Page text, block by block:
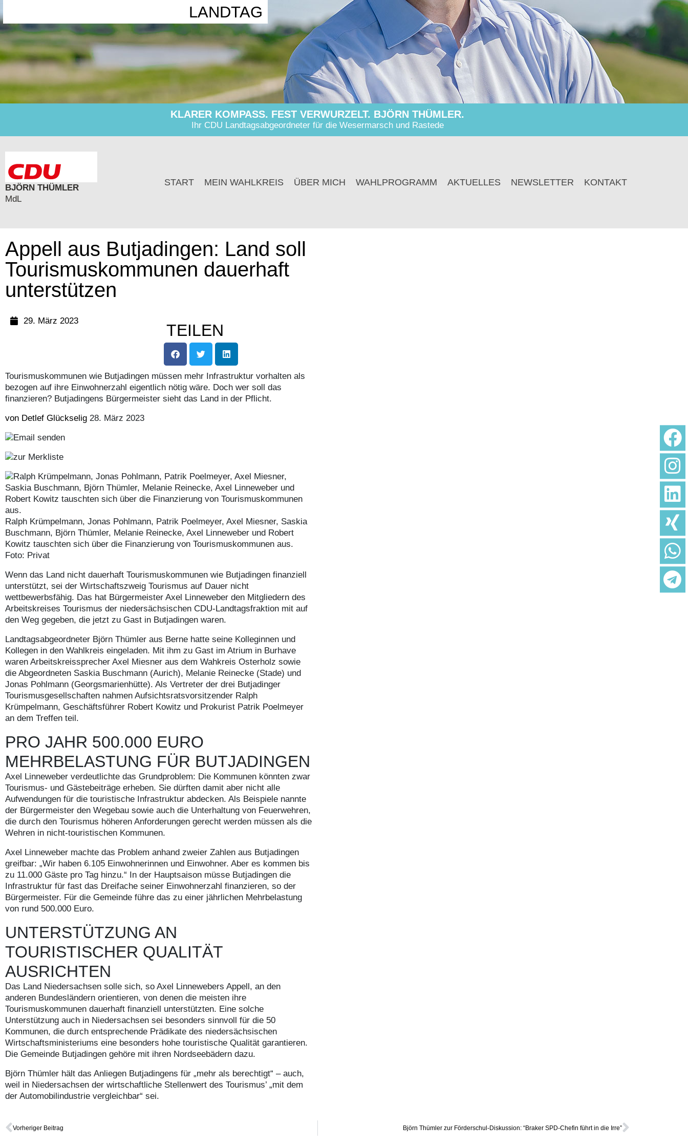
LANDTAG
KLARER KOMPASS. FEST VERWURZELT. BJÖRN THÜMLER.
Ihr CDU Landtagsabgeordneter für die Wesermarsch und Rastede
BJÖRN THÜMLER
MdL
START MEIN WAHLKREIS ÜBER MICH WAHLPROGRAMM AKTUELLES NEWSLETTER KONTAKT
Appell aus Butjadingen: Land soll
Tourismuskommunen dauerhaft
unterstützen
29. März 2023
TEILEN
Tourismuskommunen wie Butjadingen müssen mehr Infrastruktur vorhalten als
bezogen auf ihre Einwohnerzahl eigentlich nötig wäre. Doch wer soll das
finanzieren? Butjadingens Bürgermeister sieht das Land in der Pflicht.
von Detlef Glückselig 28. März 2023
Ralph Krümpelmann, Jonas Pohlmann, Patrik Poelmeyer, Axel Miesner, Saskia
Buschmann, Björn Thümler, Melanie Reinecke, Axel Linneweber und Robert
Kowitz tauschten sich über die Finanzierung von Tourismuskommunen aus.
Foto: Privat
Wenn das Land nicht dauerhaft Tourismuskommunen wie Butjadingen finanziell
unterstützt, sei der Wirtschaftszweig Tourismus auf Dauer nicht
wettbewerbsfähig. Das hat Bürgermeister Axel Linneweber den Mitgliedern des
Arbeitskreises Tourismus der niedersächsischen CDU-Landtagsfraktion mit auf
den Weg gegeben, die jetzt zu Gast in Butjadingen waren.
Landtagsabgeordneter Björn Thümler aus Berne hatte seine Kolleginnen und
Kollegen in den Wahlkreis eingeladen. Mit ihm zu Gast im Atrium in Burhave
waren Arbeitskreissprecher Axel Miesner aus dem Wahkreis Osterholz sowie
die Abgeordneten Saskia Buschmann (Aurich), Melanie Reinecke (Stade) und
Jonas Pohlmann (Georgsmarienhütte). Als Vertreter der drei Butjadinger
Tourismusgesellschaften nahmen Aufsichtsratsvorsitzender Ralph
Krümpelmann, Geschäftsführer Robert Kowitz und Prokurist Patrik Poelmeyer
an dem Treffen teil.
PRO JAHR 500.000 EURO
MEHRBELASTUNG FÜR BUTJADINGEN
Axel Linneweber verdeutlichte das Grundproblem: Die Kommunen könnten zwar
Tourismus- und Gästebeiträge erheben. Sie dürften damit aber nicht alle
Aufwendungen für die touristische Infrastruktur abdecken. Als Beispiele nannte
der Bürgermeister den Wegebau sowie auch die Unterhaltung von Feuerwehren,
die durch den Tourismus höheren Anforderungen gerecht werden müssen als die
Wehren in nicht-touristischen Kommunen.
Axel Linneweber machte das Problem anhand zweier Zahlen aus Butjadingen
greifbar: „Wir haben 6.105 Einwohnerinnen und Einwohner. Aber es kommen bis
zu 11.000 Gäste pro Tag hinzu.“ In der Hauptsaison müsse Butjadingen die
Infrastruktur für fast das Dreifache seiner Einwohnerzahl finanzieren, so der
Bürgermeister. Für die Gemeinde führe das zu einer jährlichen Mehrbelastung
von rund 500.000 Euro.
UNTERSTÜTZUNG AN
TOURISTISCHER QUALITÄT
AUSRICHTEN
Das Land Niedersachsen solle sich, so Axel Linnewebers Appell, an den
anderen Bundesländern orientieren, von denen die meisten ihre
Tourismuskommunen dauerhaft finanziell unterstützten. Eine solche
Unterstützung auch in Niedersachsen sei besonders sinnvoll für die 50
Kommunen, die durch entsprechende Prädikate des niedersächsischen
Wirtschaftsministeriums eine besonders hohe touristische Qualität garantieren.
Die Gemeinde Butjadingen gehöre mit ihren Nordseebädern dazu.
Björn Thümler hält das Anliegen Butjadingens für „mehr als berechtigt“ – auch,
weil in Niedersachsen der wirtschaftliche Stellenwert des Tourismus’ „mit dem
der Automobilindustrie vergleichbar“ sei.
Vorheriger Beitrag Björn Thümler zur Förderschul-Diskussion: “Braker SPD-Chefin führt in die Irre”